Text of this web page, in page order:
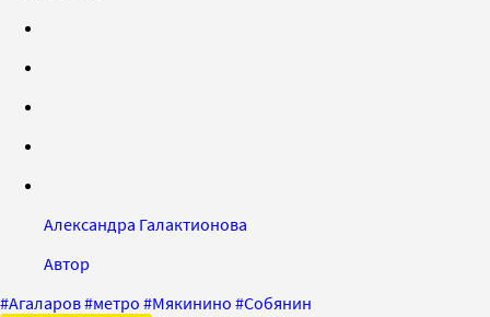
Александра Галактионова
Автор
#Агаларов#метро #Мякинино #Собянин